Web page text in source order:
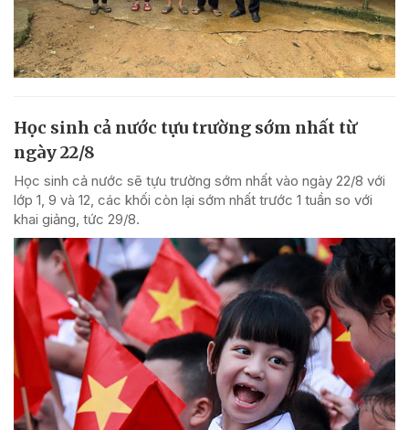
Học sinh cả nước tựu trường sớm nhất từ
ngày 22/8
Học sinh cả nước sẽ tựu trường sớm nhất vào ngày 22/8 với
lớp 1, 9 và 12, các khối còn lại sớm nhất trước 1 tuần so với
khai giảng, tức 29/8.